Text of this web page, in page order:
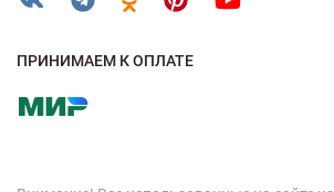
ПРИНИМАЕМ К ОПЛАТЕ